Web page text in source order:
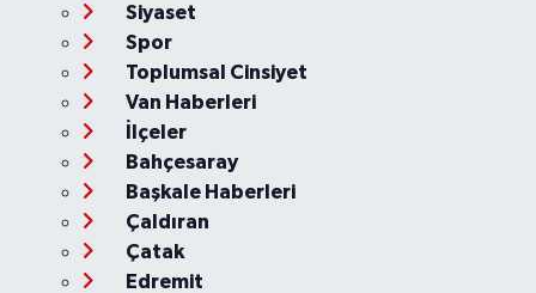
Siyaset
Spor
Toplumsal Cinsiyet
Van Haberleri
İlçeler
Bahçesaray
Başkale Haberleri
Çaldıran
Çatak
Edremit